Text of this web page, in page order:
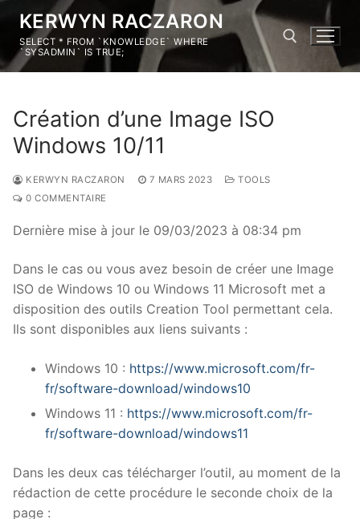
KERWYN RACZARON
SELECT * FROM `KNOWLEDGE` WHERE
`SYSADMIN` IS TRUE;
Création d’une Image ISO
Windows 10/11
KERWYN RACZARON 7 MARS 2023
TOOLS
0 COMMENTAIRE
Dernière mise à jour le 09/03/2023 à 08:34 pm
Dans le cas ou vous avez besoin de créer une Image
ISO de Windows 10 ou Windows 11 Microsoft met a
disposition des outils Creation Tool permettant cela.
Ils sont disponibles aux liens suivants :
Windows 10 : https://www.microsoft.com/fr-
fr/software-download/windows10
Windows 11 : https://www.microsoft.com/fr-
fr/software-download/windows11
Dans les deux cas télécharger l’outil, au moment de la
rédaction de cette procédure le seconde choix de la
page :